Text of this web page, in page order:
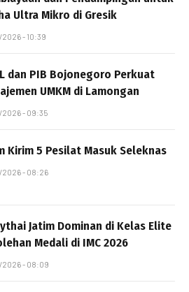
Ultra Mikro di Gresik
- 10:39
dan PIB Bojonegoro Perkuat
UMKM di Lamongan
2026 - 09:35
Kirim 5 Pesilat Masuk Seleknas
2026 - 08:26
Jatim Dominan di Kelas Elite
Medali di IMC 2026
2026 - 08:09